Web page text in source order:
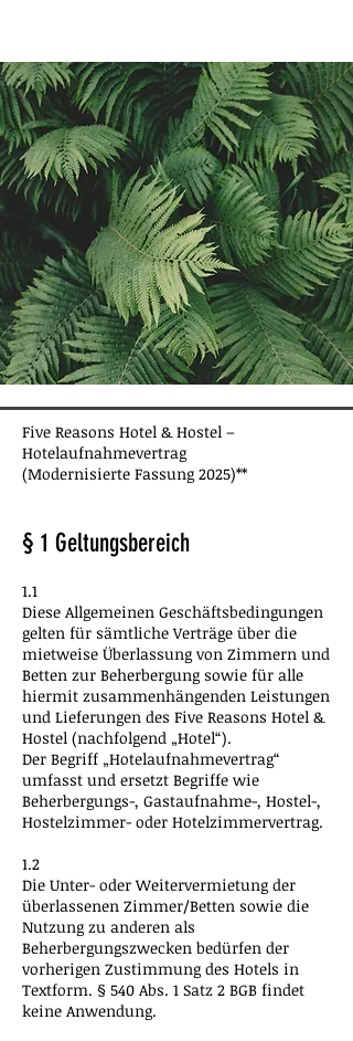
Five Reasons Hotel & Hostel –
Hotelaufnahmevertrag
(Modernisierte Fassung 2025)**
§ 1 Geltungsbereich
1.1
Diese Allgemeinen Geschäftsbedingungen
gelten für sämtliche Verträge über die
mietweise Überlassung von Zimmern und
Betten zur Beherbergung sowie für alle
hiermit zusammenhängenden Leistungen
und Lieferungen des Five Reasons Hotel &
Hostel (nachfolgend „Hotel“).
Der Begriff „Hotelaufnahmevertrag“
umfasst und ersetzt Begriffe wie
Beherbergungs-, Gastaufnahme-, Hostel-,
Hostelzimmer- oder Hotelzimmervertrag.
1.2
Die Unter- oder Weitervermietung der
überlassenen Zimmer/Betten sowie die
Nutzung zu anderen als
Beherbergungszwecken bedürfen der
vorherigen Zustimmung des Hotels in
Textform. § 540 Abs. 1 Satz 2 BGB findet
keine Anwendung.